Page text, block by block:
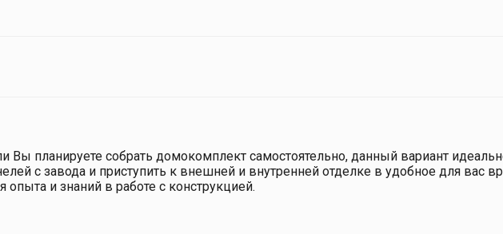
Вы планируете собрать домокомплект самостоятельно, данный вариант
с завода и приступить к внешней и внутренней отделке в удобное для вас
и знаний в работе с конструкцией.